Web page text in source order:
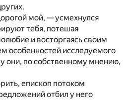
мой, — усмехнулся
тебя, потешая
и восторгаясь своим
особенностей исследуемого
они, по собственному мнению,
епископ потоком
отбил у него